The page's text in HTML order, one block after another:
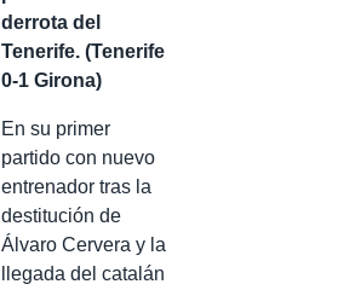
derrota del
Tenerife. (Tenerife
0-1 Girona)
En su primer
partido con nuevo
entrenador tras la
destitución de
Álvaro Cervera y la
llegada del catalán